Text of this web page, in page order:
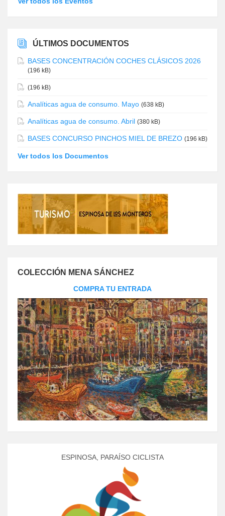
ÚLTIMOS DOCUMENTOS
BASES CONCENTRACIÓN COCHES CLÁSICOS 2026
(196 kB)
(196 kB)
Analíticas agua de consumo. Mayo (638 kB)
Analíticas agua de consumo. Abril (380 kB)
BASES CONCURSO PINCHOS MIEL DE BREZO (196 kB)
Ver todos los Documentos
COLECCIÓN MENA SÁNCHEZ
COMPRA TU ENTRADA
ESPINOSA, PARAÍSO CICLISTA